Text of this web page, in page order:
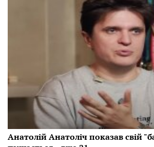
Анатолій Анатоліч показав свій